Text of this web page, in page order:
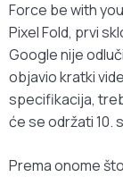
Force be with
Pixel Fold, prvi
Google nije
objavio kratki
specifikacija,
će se održati 10.
Prema onome